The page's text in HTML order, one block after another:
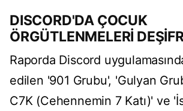
DISCORD'DA ÇOCUK
ÖRGÜTLENMELERİ
Raporda Discord
edilen '901 Grubu', 'Gulyan
C7K (Cehennemin 7 Katı)' ve